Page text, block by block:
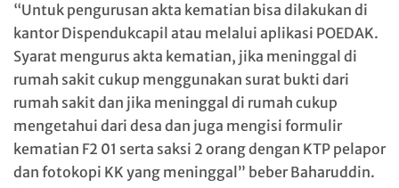
“Untuk pengurusan akta kematian bisa dilakukan di
kantor Dispendukcapil atau melalui aplikasi POEDAK.
Syarat mengurus akta kematian, jika meninggal di
rumah sakit cukup menggunakan surat bukti dari
rumah sakit dan jika meninggal di rumah cukup
mengetahui dari desa dan juga mengisi formulir
kematian F2 01 serta saksi 2 orang dengan KTP pelapor
dan fotokopi KK yang meninggal” beber Baharuddin.